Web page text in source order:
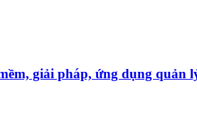
giải pháp, ứng dụng quản